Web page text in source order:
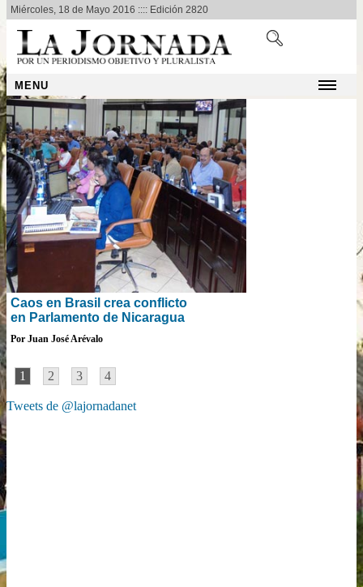
Miércoles, 18 de Mayo 2016 :::: Edición 2820
MENU
Caos en Brasil crea conflicto
en Parlamento de Nicaragua
Por Juan José Arévalo
1 2 3 4
Tweets de @lajornadanet